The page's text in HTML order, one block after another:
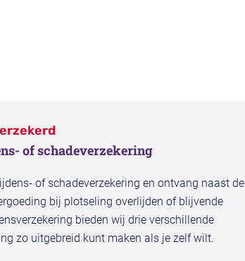
of schadeverzekering
of schadeverzekering en ontvang naast de
bij plotseling overlijden of blijvende
bieden wij drie verschillende
zo uitgebreid kunt maken als je zelf wilt.